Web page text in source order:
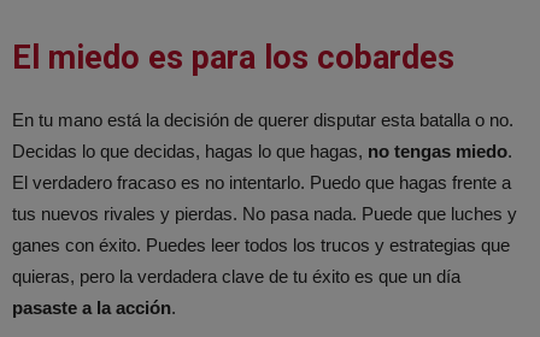
El miedo es para los cobardes
En tu mano está la decisión de querer disputar esta batalla o no.
Decidas lo que decidas, hagas lo que hagas, no tengas miedo.
El verdadero fracaso es no intentarlo. Puedo que hagas frente a
tus nuevos rivales y pierdas. No pasa nada. Puede que luches y
ganes con éxito. Puedes leer todos los trucos y estrategias que
quieras, pero la verdadera clave de tu éxito es que un día
pasaste a la acción.